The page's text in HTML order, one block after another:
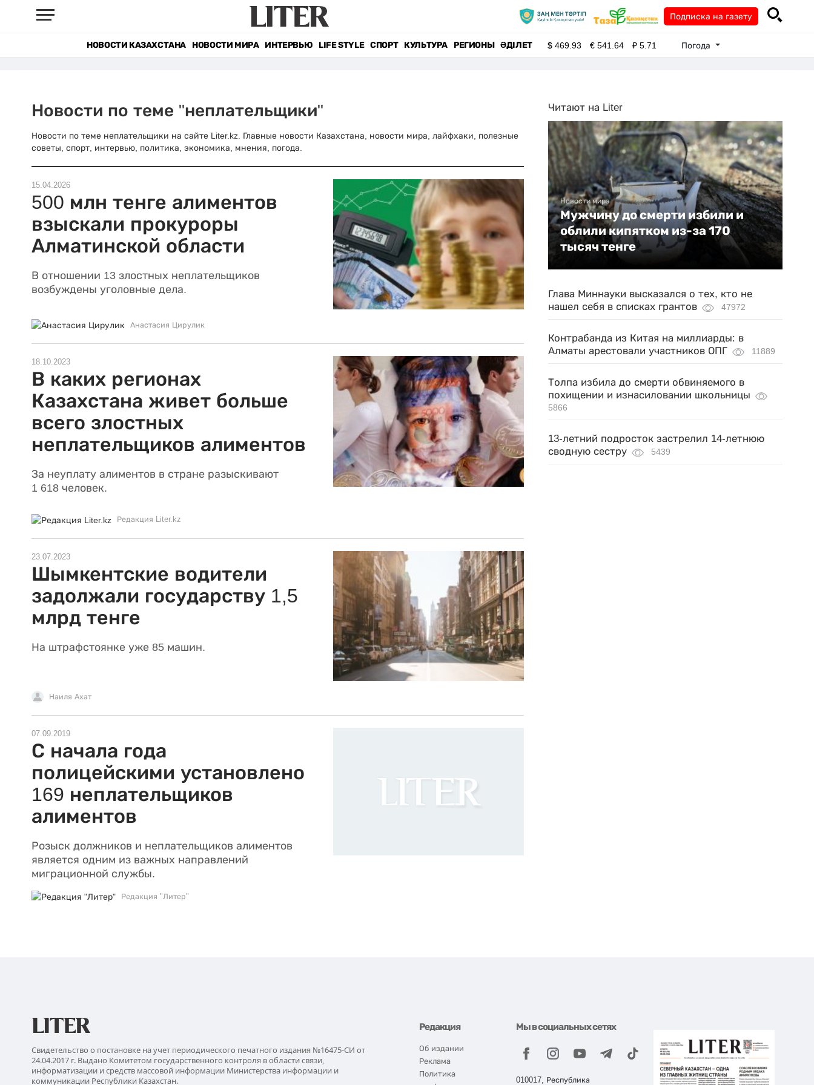
Подписка на газету
НОВОСТИ КАЗАХСТАНА НОВОСТИ МИРА ИНТЕРВЬЮ LIFE STYLE СПОРТ КУЛЬТУРА РЕГИОНЫ ӘДІЛЕТ $469.93 €541.64 ₽5.71 Погода
Новости по теме "неплательщики"
Новости по теме неплательщики на сайте Liter.kz. Главные новости Казахстана, новости мира, лайфхаки, полезные
советы, спорт, интервью, политика, экономика, мнения, погода.
15.04.2026
500 млн тенге алиментов
взыскали прокуроры
Алматинской области
В отношении 13 злостных неплательщиков
возбуждены уголовные дела.
Анастасия Цирулик
18.10.2023
В каких регионах
Казахстана живет больше
всего злостных
неплательщиков алиментов
За неуплату алиментов в стране разыскивают
1 618 человек.
Редакция Liter.kz
23.07.2023
Шымкентские водители
задолжали государству 1,5
млрд тенге
На штрафстоянке уже 85 машин.
Наиля Ахат
07.09.2019
С начала года
полицейскими установлено
169 неплательщиков
алиментов
Розыск должников и неплательщиков алиментов
является одним из важных направлений
миграционной службы.
Редакция "Литер"
Читают на Liter
Новости мира
Мужчину до смерти избили и
облили кипятком из-за 170
тысяч тенге
Глава Миннауки высказался о тех, кто не
нашел себя в списках грантов
47972
Контрабанда из Китая на миллиарды: в
Алматы арестовали участников ОПГ
11889
Толпа избила до смерти обвиняемого в
похищении и изнасиловании школьницы
5866
13-летний подросток застрелил 14-летнюю
сводную сестру
5439
Свидетельство о постановке на учет периодического печатного издания №16475-СИ от
24.04.2017 г. Выдано Комитетом государственного контроля в области связи,
информатизации и средств массовой информации Министерства информации и
коммуникации Республики Казахстан.
Редакция
Об издании
Реклама
Политика
Мы в социальных сетях
010017, Республика